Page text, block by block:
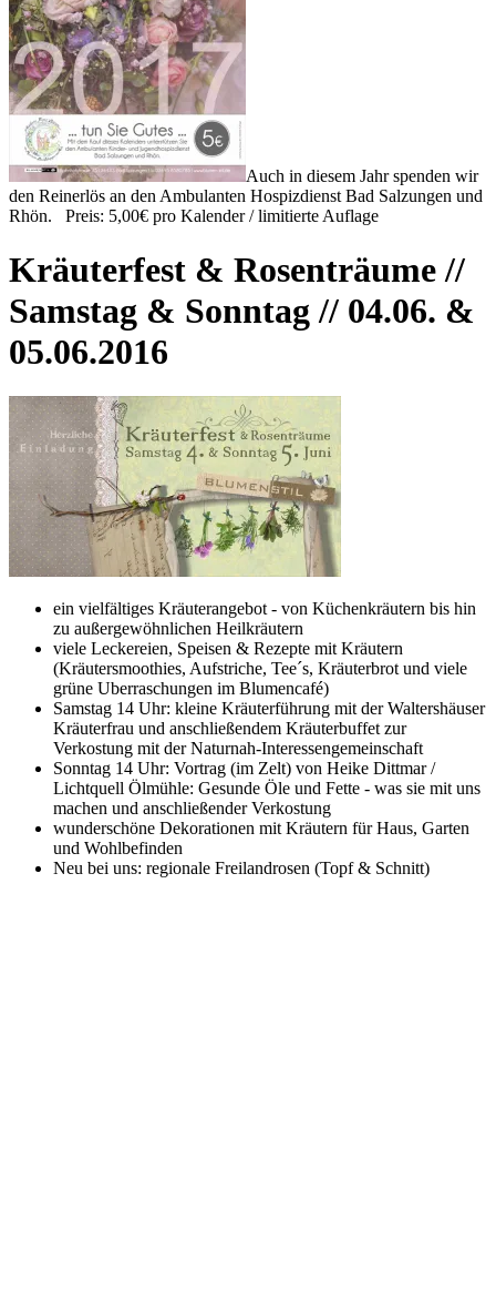
Auch in diesem Jahr spenden wir
den Reinerlös an den Ambulanten Hospizdienst Bad Salzungen und
Rhön. Preis: 5,00€ pro Kalender / limitierte Auflage
Kräuterfest & Rosenträume //
Samstag & Sonntag // 04.06. &
05.06.2016
ein vielfältiges Kräuterangebot - von Küchenkräutern bis hin
zu außergewöhnlichen Heilkräutern
viele Leckereien, Speisen & Rezepte mit Kräutern
(Kräutersmoothies, Aufstriche, Tee´s, Kräuterbrot und viele
grüne Uberraschungen im Blumencafé)
Samstag 14 Uhr: kleine Kräuterführung mit der Waltershäuser
Kräuterfrau und anschließendem Kräuterbuffet zur
Verkostung mit der Naturnah-Interessengemeinschaft
Sonntag 14 Uhr: Vortrag (im Zelt) von Heike Dittmar /
Lichtquell Ölmühle: Gesunde Öle und Fette - was sie mit uns
machen und anschließender Verkostung
wunderschöne Dekorationen mit Kräutern für Haus, Garten
und Wohlbefinden
Neu bei uns: regionale Freilandrosen (Topf & Schnitt)